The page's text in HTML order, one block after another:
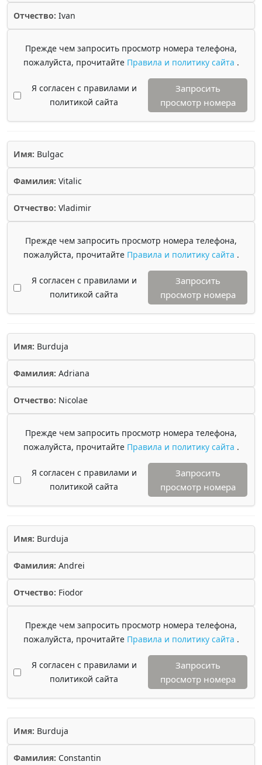
Отчество: Ivan
Прежде чем запросить просмотр номера телефона,
пожалуйста, прочитайте Правила и политику сайта .
Я согласен с правилами и
политикой сайта
Запросить
просмотр номера
Имя: Bulgac
Фамилия: Vitalic
Отчество: Vladimir
Прежде чем запросить просмотр номера телефона,
пожалуйста, прочитайте Правила и политику сайта .
Я согласен с правилами и
политикой сайта
Запросить
просмотр номера
Имя: Burduja
Фамилия: Adriana
Отчество: Nicolae
Прежде чем запросить просмотр номера телефона,
пожалуйста, прочитайте Правила и политику сайта .
Я согласен с правилами и
политикой сайта
Запросить
просмотр номера
Имя: Burduja
Фамилия: Andrei
Отчество: Fiodor
Прежде чем запросить просмотр номера телефона,
пожалуйста, прочитайте Правила и политику сайта .
Я согласен с правилами и
политикой сайта
Запросить
просмотр номера
Имя: Burduja
Фамилия: Constantin